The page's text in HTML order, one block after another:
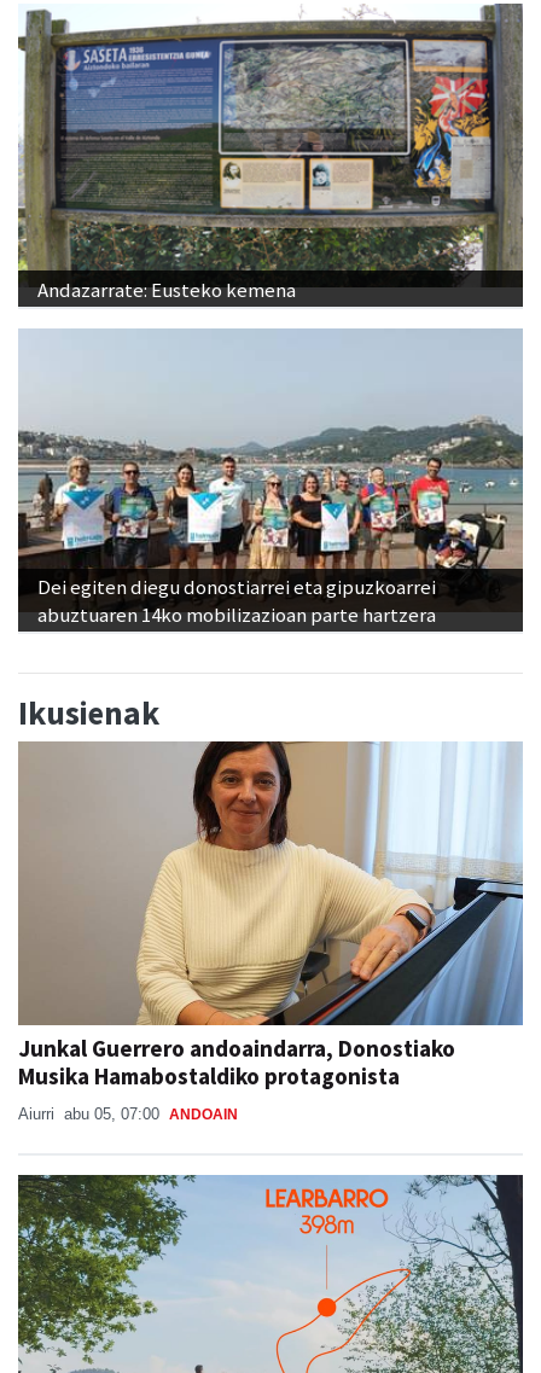
Andazarrate: Eusteko kemena
Dei egiten diegu donostiarrei eta gipuzkoarrei
abuztuaren 14ko mobilizazioan parte hartzera
Ikusienak
Junkal Guerrero andoaindarra, Donostiako
Musika Hamabostaldiko protagonista
Aiurri abu 05, 07:00 ANDOAIN